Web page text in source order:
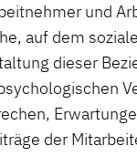
und
auf dem
dieser
der